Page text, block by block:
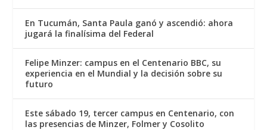
En Tucumán, Santa Paula ganó y ascendió: ahora
jugará la finalísima del Federal
Felipe Minzer: campus en el Centenario BBC, su
experiencia en el Mundial y la decisión sobre su
futuro
Este sábado 19, tercer campus en Centenario, con
las presencias de Minzer, Folmer y Cosolito